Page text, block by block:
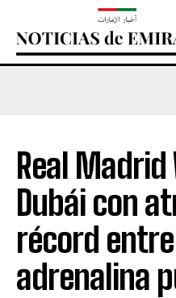
Real
Dubái con
récord
adrenalina